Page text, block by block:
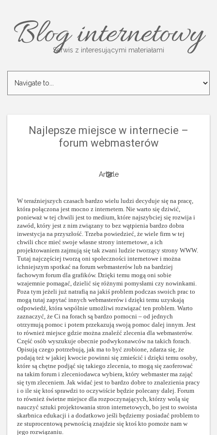
Blog internetowy
Serwis z interesującymi materiałami
Najlepsze miejsce w internecie –
forum webmasterów
Article
W teraźniejszych czasach bardzo wielu ludzi decyduje się na pracę,
która połączona jest mocno z internetem. Nie warto się dziwić,
ponieważ w tej chwili jest to medium, które najszybciej się rozwija i
zawód, który jest z nim związany to bez wątpienia bardzo dobra
inwestycja na przyszłość. Trzeba powiedzieć, że wiele firm w tej
chwili chce mieć swoje własne strony internetowe, a ich
projektowaniem zajmują się tak zwani ludzie tworzący strony WWW.
Tutaj najczęściej tworzą oni społeczności internetowe i można
ichniejszym spotkać na forum webmasterówlub na bardziej
fachowym forum dla grafików. Dzięki temu mogą oni sobie
wzajemnie pomagać, dzielić się różnymi pomysłami czy nowinkami.
Poza tym jeżeli już natrafią na jakiś problem podczas swoich prac to
mogą tutaj zapytać innych webmasterów i dzięki temu uzyskają
odpowiedź, która wspólnie umożliwi rozwiązać ten problem. Warto
zaznaczyć, że Ci na forach są bardzo pomocni – od jednych
otrzymują pomoc i potem przekazują swoją pomoc dalej innym. Jest
to również miejsce gdzie można znaleźć zlecenia dla webmasterów.
Część osób wyszukuje obecnie podwykonawców na takich forach.
Opisują czego potrzebują, jak ma to być zrobione, zdarza się, że
podają też w jakiej kwocie powinni się zmieścić i dzięki temu osoby,
które są chętne podjąć się takiego zlecenia, to mogą się zaoferować
na takim forum i zleceniodawca wybiera, który webmaster ma zająć
się tym zleceniem. Jak widać jest to bardzo dobre to znalezienia pracy
i o ile się ktoś sprawdzi to oczywiście będzie polecany dalej. Forum
to również świetne miejsce dla rozpoczynających, którzy wolą się
nauczyć sztuki projektowania stron internetowych, bo jest to swoista
skarbnica edukacji i a dodatkowo jeśli będziemy posiadać problem to
ze stuprocentową pewnością znajdzie się ktoś kto pomoże nam w
jego rozwiązaniu.